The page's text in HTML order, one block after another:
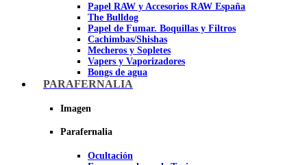
Papel RAW y Accesorios RAW España
The Bulldog
Papel de Fumar. Boquillas y Filtros
Cachimbas/Shishas
Mecheros y Sopletes
Vapers y Vaporizadores
Bongs de agua
Bandejas para liar
Ceniceros para Fumadores
Pipas BHO
Dabbers
Imagen
PARAFERNALIA
Imagen
Parafernalia
Ocultación